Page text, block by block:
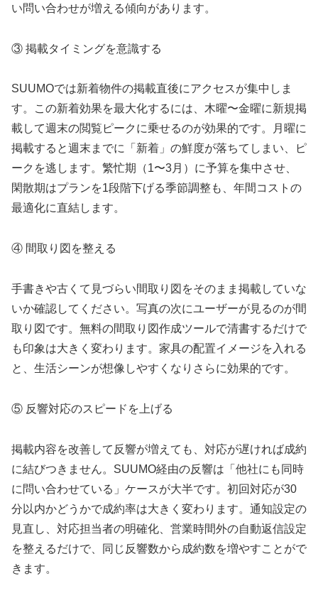
い問い合わせが増える傾向があります。
③ 掲載タイミングを意識する
SUUMOでは新着物件の掲載直後にアクセスが集中しま
す。この新着効果を最大化するには、木曜〜金曜に新規掲
載して週末の閲覧ピークに乗せるのが効果的です。月曜に
掲載すると週末までに「新着」の鮮度が落ちてしまい、ピ
ークを逃します。繁忙期（1〜3月）に予算を集中させ、
閑散期はプランを1段階下げる季節調整も、年間コストの
最適化に直結します。
④ 間取り図を整える
手書きや古くて見づらい間取り図をそのまま掲載していな
いか確認してください。写真の次にユーザーが見るのが間
取り図です。無料の間取り図作成ツールで清書するだけで
も印象は大きく変わります。家具の配置イメージを入れる
と、生活シーンが想像しやすくなりさらに効果的です。
⑤ 反響対応のスピードを上げる
掲載内容を改善して反響が増えても、対応が遅ければ成約
に結びつきません。SUUMO経由の反響は「他社にも同時
に問い合わせている」ケースが大半です。初回対応が30
分以内かどうかで成約率は大きく変わります。通知設定の
見直し、対応担当者の明確化、営業時間外の自動返信設定
を整えるだけで、同じ反響数から成約数を増やすことがで
きます。